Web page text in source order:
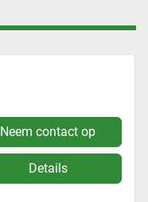
Neem contact op
Details